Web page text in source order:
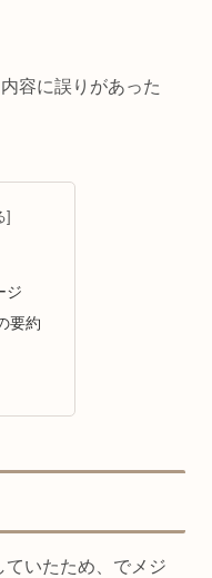
容に誤りがあった
ジ
要約
いたため、でメジ